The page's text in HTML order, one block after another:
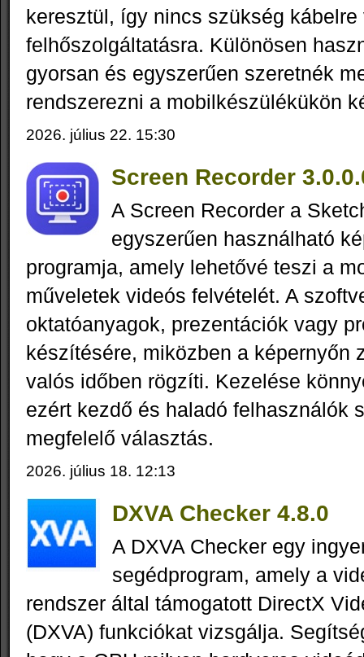
keresztül, így nincs szükség kábelre
felhőszolgáltatásra. Különösen
gyorsan és egyszerűen szeretnék
rendszerezni a mobilkészülékükön
2026. július 22. 15:30
Screen Recorder
A Screen Recorder a
egyszerűen használható
programja, amely lehetővé teszi a
műveletek videós felvételét. A
oktatóanyagok, prezentációk vagy
készítésére, miközben a képernyőn
valós időben rögzíti. Kezelése
ezért kezdő és haladó felhasználók
megfelelő választás.
2026. július 18. 12:13
DXVA Checker 4.8.0
A DXVA Checker egy
segédprogram, amely a
rendszer által támogatott DirectX
(DXVA) funkciókat vizsgálja.